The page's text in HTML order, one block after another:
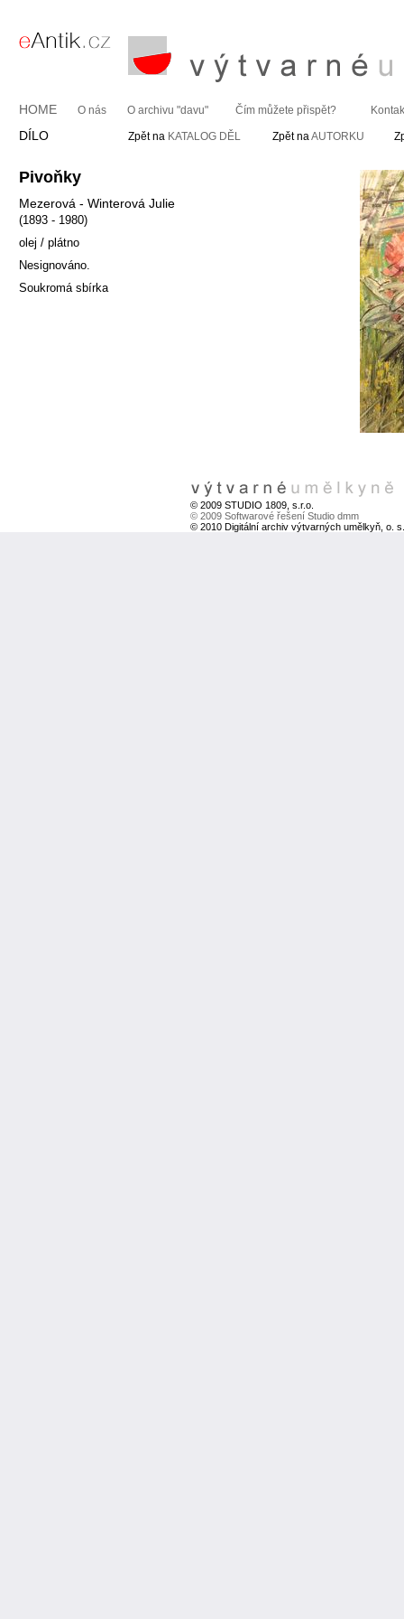
HOME O nás O archivu "davu" Čím můžete přispět?
DÍLO Zpět na KATALOG DĚL Zpět naAUTORKU
Pivoňky
Mezerová - Winterová Julie
(1893 - 1980)
olej / plátno
Nesignováno.
Soukromá sbírka
© 2009 STUDIO 1809, s.r.o.
© 2009 Softwarové řešení Studio dmm
© 2010 Digitální archiv výtvarných umělkyň, o. s.